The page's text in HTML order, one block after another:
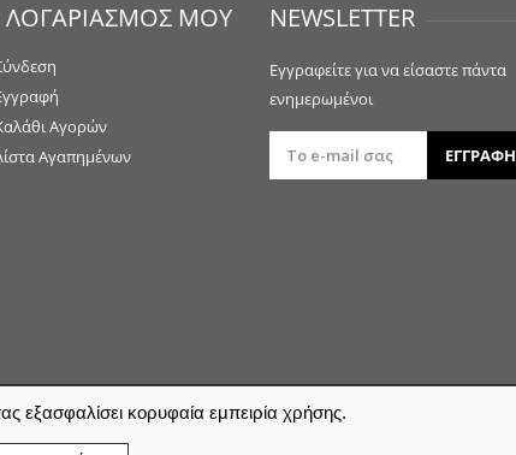
ΜΟΥ
Αγορών
Αγαπημένων
NEWSLETTER
Εγγραφείτε για να είσαστε πάντα
ενημερωμένοι
ΕΓΓΡΑΦΗ
εξασφαλίσει κορυφαία εμπειρία χρήσης.